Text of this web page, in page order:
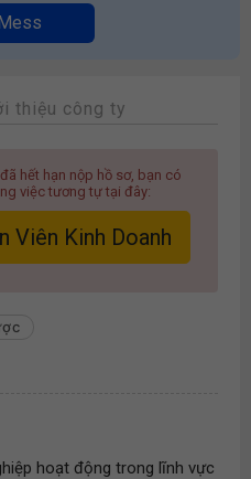
thiệu công ty
hết hạn nộp hồ sơ, bạn có
việc tương tự tại đây:
Viên Kinh Doanh
hoạt động trong lĩnh vực